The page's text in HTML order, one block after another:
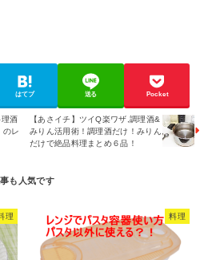
はてブ 送る Pocket
理酒
のレ
【あさイチ】ツイQ楽ワザ,調理酒&
みりん活用術！調理酒だけ！みりん
だけで絶品料理まとめ６品！
理 料理